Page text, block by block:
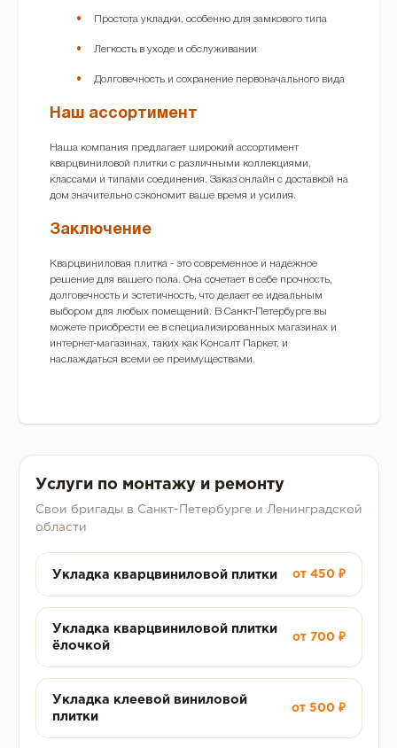
Простота укладки, особенно для замкового типа
Легкость в уходе и обслуживании
Долговечность и сохранение первоначального вида
Наш ассортимент
Наша компания предлагает широкий ассортимент
кварцвиниловой плитки с различными коллекциями,
классами и типами соединения. Заказ онлайн с доставкой на
дом значительно сэкономит ваше время и усилия.
Заключение
Кварцвиниловая плитка - это современное и надежное
решение для вашего пола. Она сочетает в себе прочность,
долговечность и эстетичность, что делает ее идеальным
выбором для любых помещений. В Санкт-Петербурге вы
можете приобрести ее в специализированных магазинах и
интернет-магазинах, таких как Консалт Паркет, и
наслаждаться всеми ее преимуществами.
Услуги по монтажу и ремонту
Свои бригады в Санкт-Петербурге и Ленинградской
области
Укладка кварцвиниловой плитки от 450 ₽
Укладка кварцвиниловой плитки
ёлочкой
от 700 ₽
Укладка клеевой виниловой
плитки
от 500 ₽